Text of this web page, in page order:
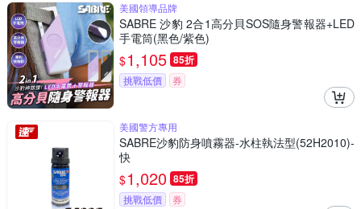
美國領導品牌
SABRE 沙豹 2合1高分貝SOS隨身警報器+LED
手電筒(黑色/紫色)
$1,105 85折
挑戰低價 券
美國警方專用
SABRE沙豹防身噴霧器-水柱執法型(52H2010)-
快
$1,020 85折
挑戰低價 券